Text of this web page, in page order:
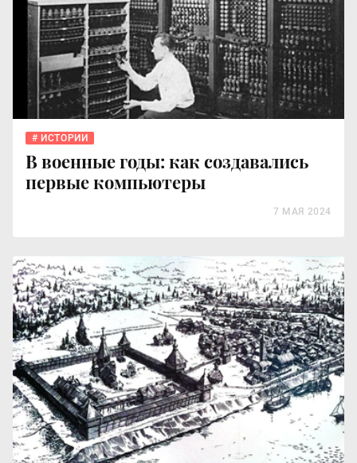
ИСТОРИИ
В военные годы: как создавались
первые компьютеры
7 МАЯ 2024